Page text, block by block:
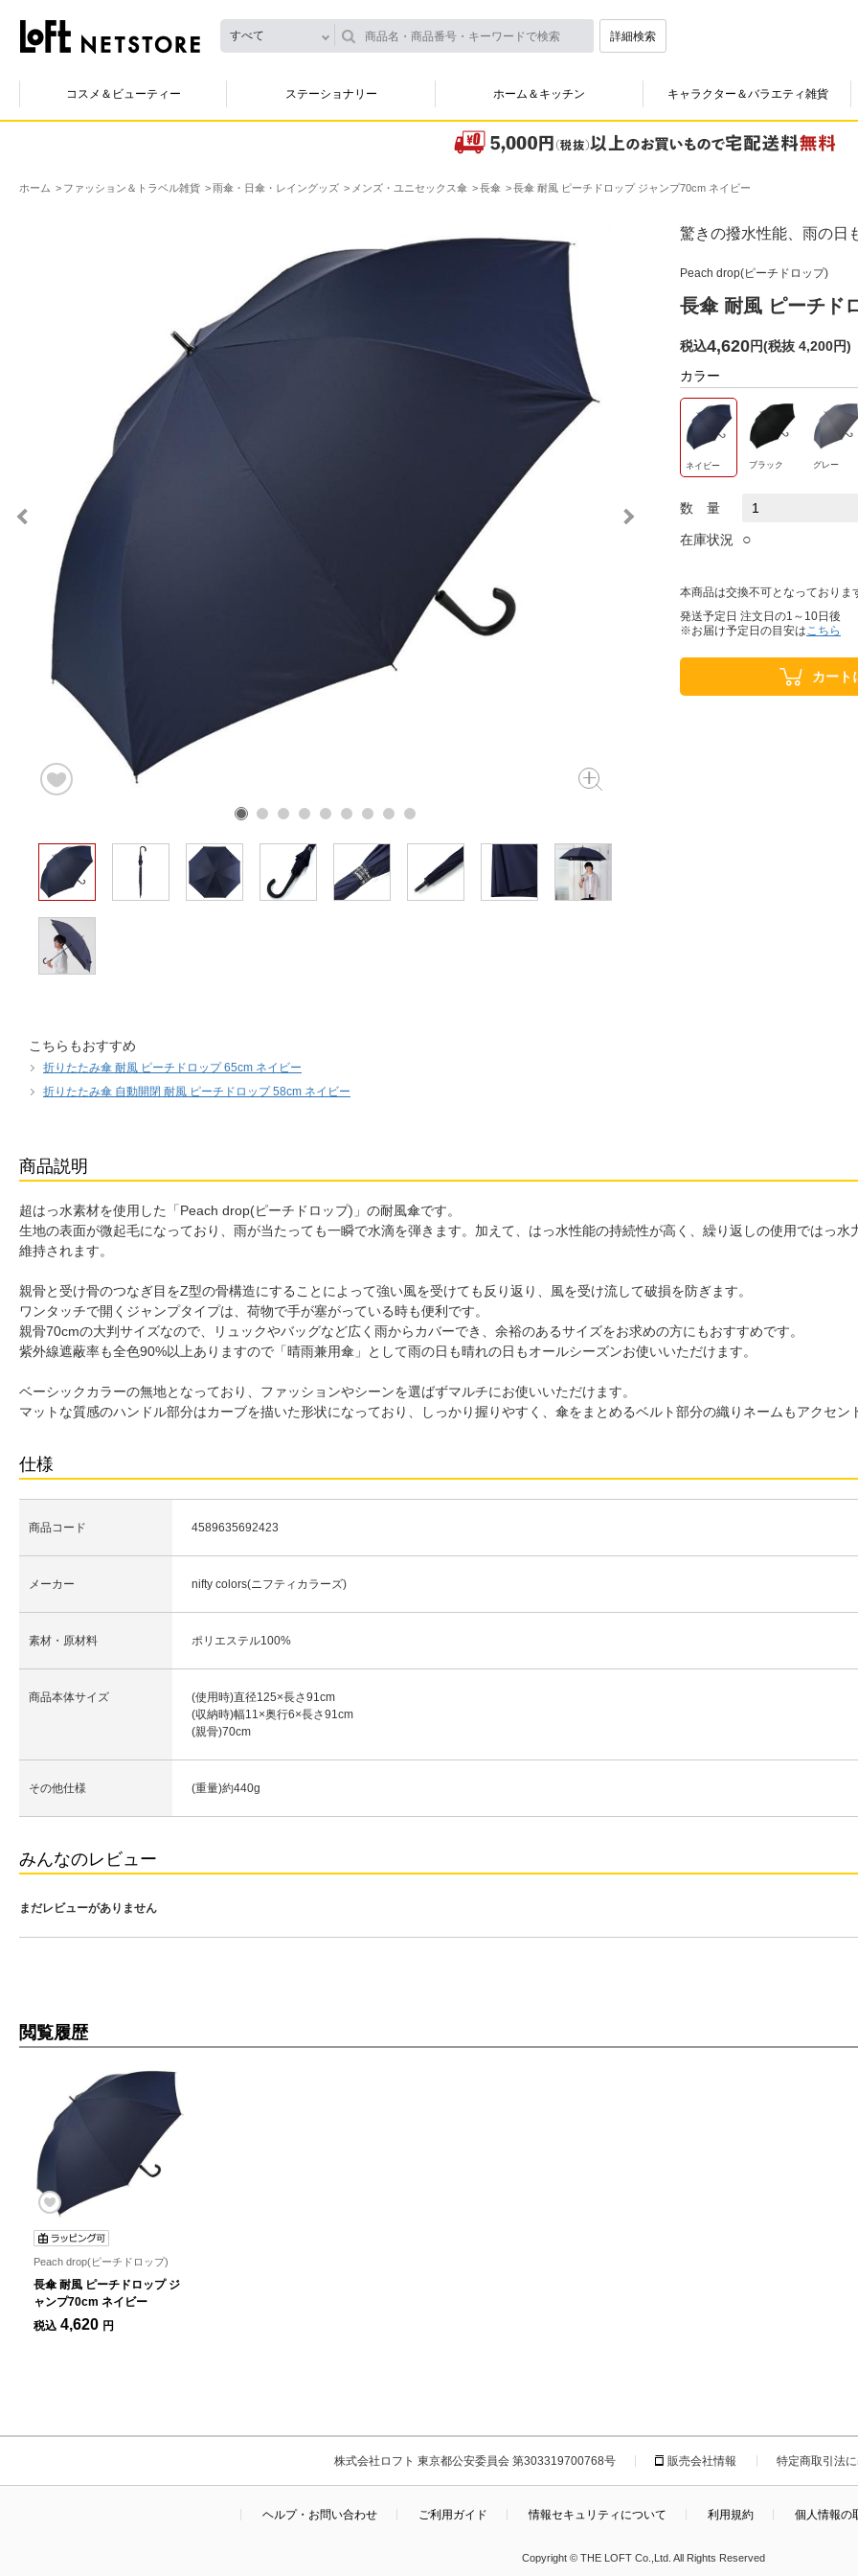
すべて 詳細検索
コスメ＆ビューティー ステーショナリー ホーム＆キッチン キャラクター＆バラエティ雑貨
ホーム ファッション＆トラベル雑貨 雨傘・日傘・レイングッズ メンズ・ユニセックス傘 長傘 長傘 耐風 ピーチドロップ ジャンプ70cm ネイビー
驚きの撥水性能、雨の日
Peach drop(ピーチドロップ)
長傘 耐風 ピーチド
税込4,620円(税抜 4,200円)
カラー
ネイビー ブラック グレー
数 量
在庫状況 ○
本商品は交換不可となっておりま
発送予定日 注文日の1～10日後
※お届け予定日の目安はこちら
カート
こちらもおすすめ
折りたたみ傘 耐風 ピーチドロップ 65cm ネイビー
折りたたみ傘 自動開閉 耐風 ピーチドロップ 58cm ネイビー
商品説明
超はっ水素材を使用した「Peach drop(ピーチドロップ)」の耐風傘です。
生地の表面が微起毛になっており、雨が当たっても一瞬で水滴を弾きます。加えて、はっ水性能の持続性が高く、繰り返しの使用ではっ
維持されます。
親骨と受け骨のつなぎ目をZ型の骨構造にすることによって強い風を受けても反り返り、風を受け流して破損を防ぎます。
ワンタッチで開くジャンプタイプは、荷物で手が塞がっている時も便利です。
親骨70cmの大判サイズなので、リュックやバッグなど広く雨からカバーでき、余裕のあるサイズをお求めの方にもおすすめです。
紫外線遮蔽率も全色90%以上ありますので「晴雨兼用傘」として雨の日も晴れの日もオールシーズンお使いいただけます。
ベーシックカラーの無地となっており、ファッションやシーンを選ばずマルチにお使いいただけます。
マットな質感のハンドル部分はカーブを描いた形状になっており、しっかり握りやすく、傘をまとめるベルト部分の織りネームもアクセン
仕様
商品コード 4589635692423
メーカー nifty colors(ニフティカラーズ)
素材・原材料 ポリエステル100%
商品本体サイズ
(使用時)直径125×長さ91cm
(収納時)幅11×奥行6×長さ91cm
(親骨)70cm
その他仕様 (重量)約440g
みんなのレビュー
まだレビューがありません
閲覧履歴
Peach drop(ピーチドロップ)
長傘 耐風 ピーチドロップ ジ
ャンプ70cm ネイビー
税込 4,620 円
株式会社ロフト 東京都公安委員会 第303319700768号 販売会社情報 特定商取引法
ヘルプ・お問い合わせ ご利用ガイド 情報セキュリティについて 利用規約 個人情報の
Copyright © THE LOFT Co.,Ltd. All Rights Reserved